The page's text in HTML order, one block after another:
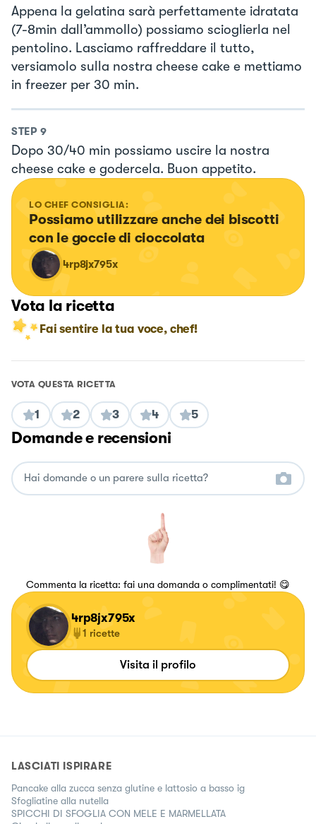
Appena la gelatina sarà perfettamente idratata
(7-8min dall’ammollo) possiamo scioglierla nel
pentolino. Lasciamo raffreddare il tutto,
versiamolo sulla nostra cheese cake e mettiamo
in freezer per 30 min.
STEP 9
Dopo 30/40 min possiamo uscire la nostra
cheese cake e godercela. Buon appetito.
LO CHEF CONSIGLIA:
Possiamo utilizzare anche dei biscotti
con le goccie di cioccolata
4rp8jx795x
Vota la ricetta
Fai sentire la tua voce, chef!
VOTA QUESTA RICETTA
1 2 3 4 5
Domande e recensioni
Commenta la ricetta: fai una domanda o complimentati! 😋
4rp8jx795x
1 ricette
Visita il profilo
LASCIATI ISPIRARE
Pancake alla zucca senza glutine e lattosio a basso ig
Sfogliatine alla nutella
SPICCHI DI SFOGLIA CON MELE E MARMELLATA